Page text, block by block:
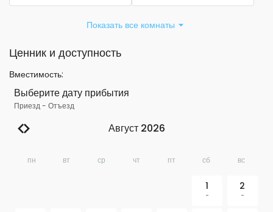
Показать все комнаты
Ценник и доступность
Вместимость:
Выберите дату прибытия
Приезд- Отъезд
Август 2026
пн вт ср чт пт сб вс
1
-
2
-